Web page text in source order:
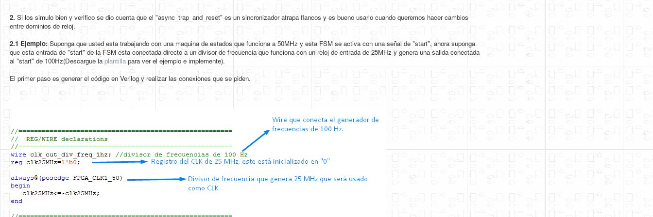
2. Si los simulo bien y verifico se dio cuenta que el "async_trap_and_reset" es un sincronizador atrapa flancos y es bueno usarlo cuando queremos hacer cambios
entre dominios de reloj.
2.1 Ejemplo: Suponga que usted esta trabajando con una maquina de estados que funciona a 50MHz y esta FSM se activa con una señal de "start", ahora suponga
que esta entrada de "start" de la FSM esta conectada directo a un divisor de frecuencia que funciona con un reloj de entrada de 25MHz y genera una salida conectada
al "start" de 100Hz(Descargue la plantilla para ver el ejemplo e implemente).
El primer paso es generar el código en Verilog y realizar las conexiones que se piden.